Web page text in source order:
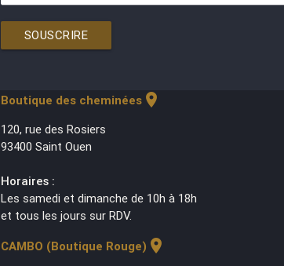
SOUSCRIRE
Boutique des cheminéeslocation_on
120, rue des Rosiers
93400 Saint Ouen
Horaires :
Les samedi et dimanche de 10h à 18h
et tous les jours sur RDV.
CAMBO (Boutique Rouge) location_on